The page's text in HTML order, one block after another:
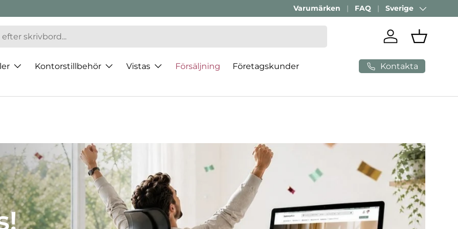
Varumärken FAQ Land/Region
Sverige
Logga inVarukorg
Kontorstillbehör Vistas Försäljning Företagskunder Kontakta